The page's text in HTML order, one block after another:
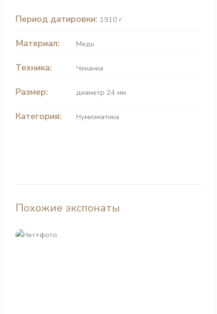
Период датировки: 1910 г.
Материал: Медь
Техника: Чеканка
Размер: диаметр 24 мм.
Категория: Нумизматика
Похожие экспонаты